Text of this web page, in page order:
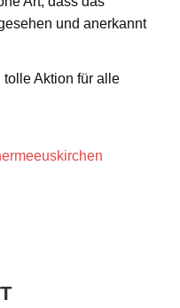
und anerkannt
Aktion für alle